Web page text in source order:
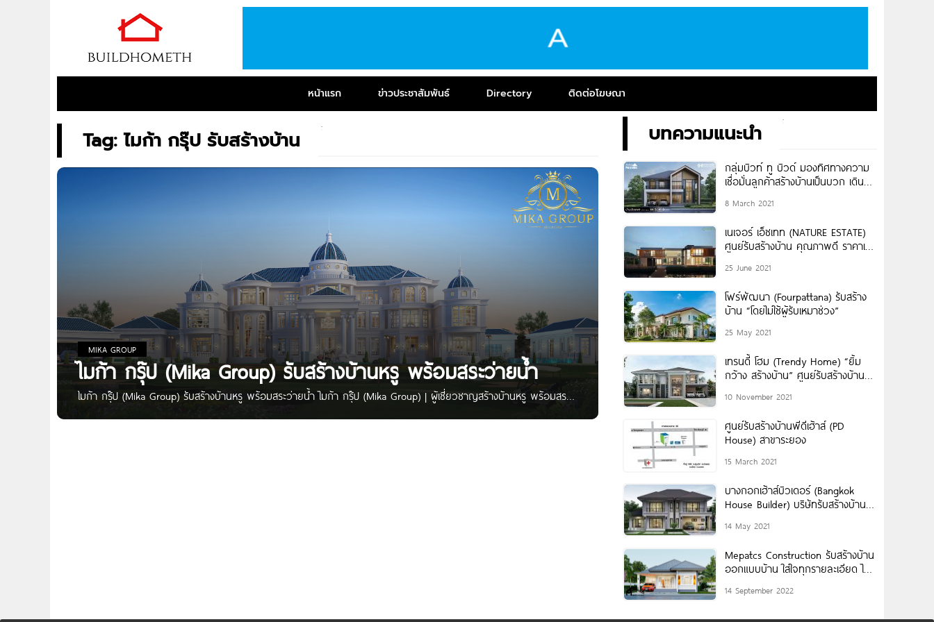
หน้าแรก ข่าวประชาสัมพันธ์ Directory ติดต่อโฆษณา
Tag: ไมก้า กรุ๊ป รับสร้างบ้าน
MIKA GROUP
ไมก้า กรุ๊ป (Mika Group) รับสร้างบ้านหรู พร้อมสระว่ายน้ำ
ไมก้า กรุ๊ป (Mika Group) รับสร้างบ้านหรู พร้อมสระว่ายน้ำ ไมก้า กรุ๊ป (Mika Group) | ผู้เชี่ยวชาญสร้างบ้านหรู พร้อมสระ
บทความแนะนำ
กลุ่มบิวท์ ทู บิวด์ มองทิศทางความ
เชื่อมั่นลูกค้าสร้างบ้านเป็นบวก เดิน
บ้านโตต่อเนื่อง
8 March 2021
เนเจอร์ เอ็ซเทท (NATURE ESTATE)
ศูนย์รับสร้างบ้าน คุณภาพดี ราคาเป็น
25 June 2021
โฟร์พัฒนา (Fourpattana) รับสร้าง
บ้าน “โดยไม่ใช้ผู้รับเหมาช่วง”
25 May 2021
เทรนดี้ โฮม (Trendy Home) “ยิ้ม
กว้าง สร้างบ้าน” ศูนย์รับสร้างบ้าน
10 November 2021
ศูนย์รับสร้างบ้านพีดีเฮ้าส์ (PD
House) สาขาระยอง
15 March 2021
บางกอกเฮ้าส์บิวเดอร์ (Bangkok
House Builder) บริษัทรับสร้างบ้าน
20 ปี
14 May 2021
Mepatcs Construction รับสร้างบ้าน
ออกแบบบ้าน ใส่ใจทุกรายละเอียด ได้
ปลาย
14 September 2022